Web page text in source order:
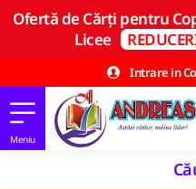
Ofertă de Cărți pentru
Licee
Intrare in